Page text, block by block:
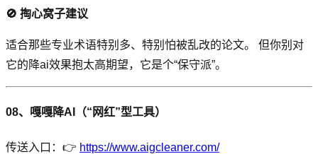
🚫 掏心窝子建议
适合那些专业术语特别多、特别怕被乱改的论文。 但你别对
它的降ai效果抱太高期望，它是个“保守派”。
08、嘎嘎降AI（“网红”型工具）
传送入口：👉 https://www.aigcleaner.com/